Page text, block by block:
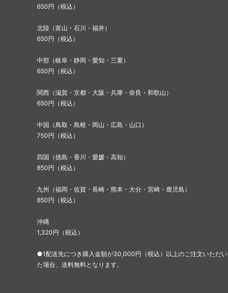
650円（税込）
北陸（富山・石川・福井）
650円（税込）
中部（岐阜・静岡・愛知・三重）
650円（税込）
関西（滋賀・京都・大阪・兵庫・奈良・和歌山）
650円（税込）
中国（鳥取・島根・岡山・広島・山口）
750円（税込）
四国（徳島・香川・愛媛・高知）
850円（税込）
九州（福岡・佐賀・長崎・熊本・大分・宮崎・鹿児島）
850円（税込）
沖縄
1,320円（税込）
●1配送先につき購入金額が30,000円（税込）以上のご注文いただい
た場合、送料無料となります。